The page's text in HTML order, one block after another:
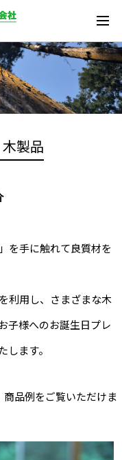
製品
を手に触れて良質材を
利用し、さまざまな木
子様へのお誕生日プレ
ます。
品例をご覧いただけま